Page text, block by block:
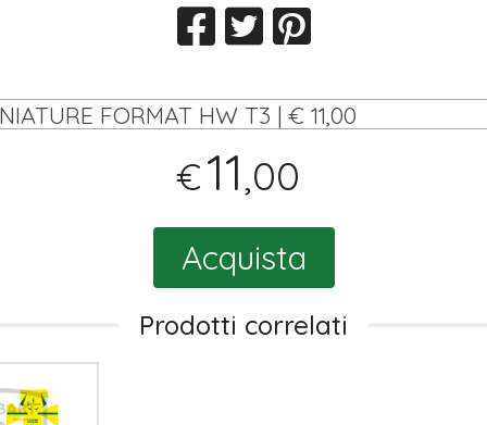
FORMAT HW T3 | € 11,00
€11,00
Acquista
Prodotti correlati